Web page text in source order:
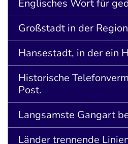
Englisches Wort für
Großstadt in der
Hansestadt, in der ein
Historische
Post.
Langsamste Gangart
Länder trennende